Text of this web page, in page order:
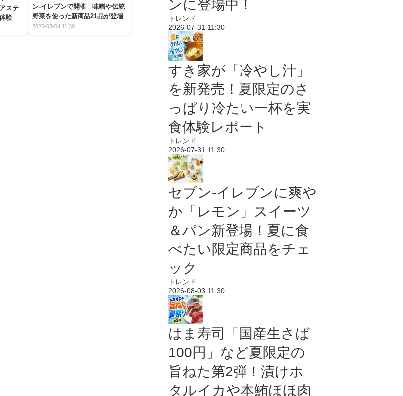
ステ
験
ン-イレブンで開催 味噌や伝統
野菜を使った新商品21品が登場
2026-08-04 11:30
ンに登場中！
トレンド
2026-07-31 11:30
すき家が「冷やし汁」
を新発売！夏限定のさ
っぱり冷たい一杯を実
食体験レポート
トレンド
2026-07-31 11:30
セブン‐イレブンに爽や
か「レモン」スイーツ
＆パン新登場！夏に食
べたい限定商品をチェ
ック
トレンド
2026-08-03 11:30
はま寿司「国産生さば
100円」など夏限定の
旨ねた第2弾！漬けホ
タルイカや本鮪ほほ肉